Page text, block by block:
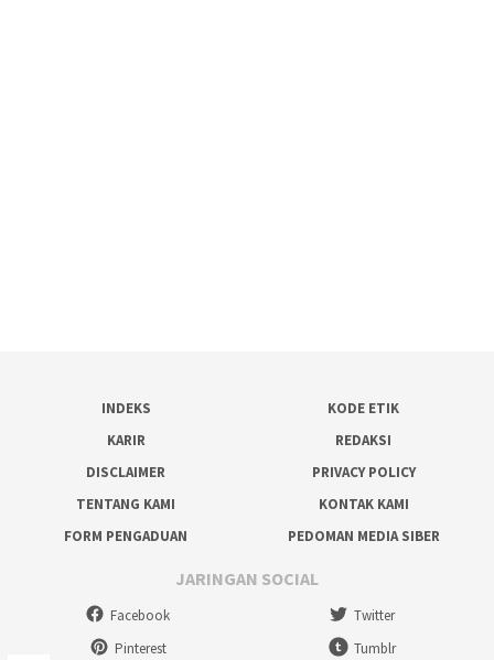
INDEKS
KODE ETIK
KARIR
REDAKSI
DISCLAIMER
PRIVACY POLICY
TENTANG KAMI
KONTAK KAMI
FORM PENGADUAN
PEDOMAN MEDIA SIBER
JARINGAN SOCIAL
Facebook
Twitter
Pinterest
Tumblr